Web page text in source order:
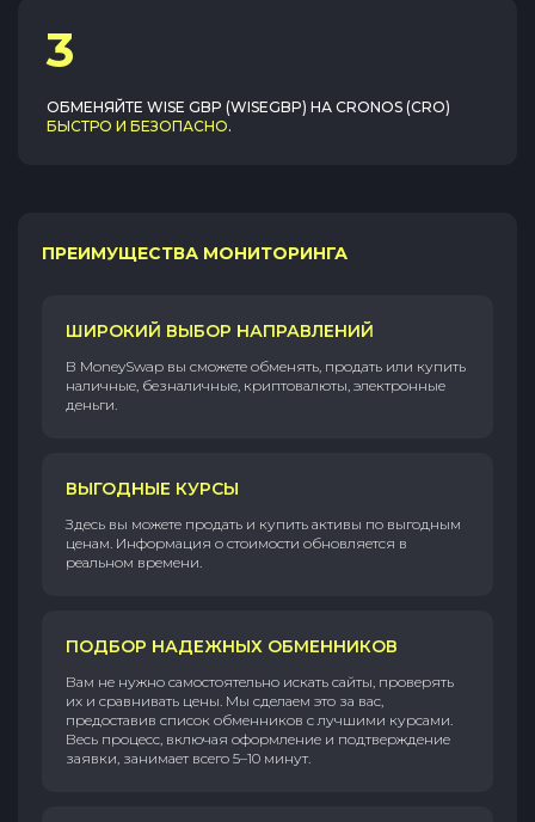
3
ОБМЕНЯЙТЕ WISE GBP (WISEGBP) НА CRONOS (CRO)
БЫСТРО И БЕЗОПАСНО.
ПРЕИМУЩЕСТВА МОНИТОРИНГА
ШИРОКИЙ ВЫБОР НАПРАВЛЕНИЙ
В MoneySwap вы сможете обменять, продать или купить
наличные, безналичные, криптовалюты, электронные
деньги.
ВЫГОДНЫЕ КУРСЫ
Здесь вы можете продать и купить активы по выгодным
ценам. Информация о стоимости обновляется в
реальном времени.
ПОДБОР НАДЕЖНЫХ ОБМЕННИКОВ
Вам не нужно самостоятельно искать сайты, проверять
их и сравнивать цены. Мы сделаем это за вас,
предоставив список обменников с лучшими курсами.
Весь процесс, включая оформление и подтверждение
заявки, занимает всего 5–10 минут.